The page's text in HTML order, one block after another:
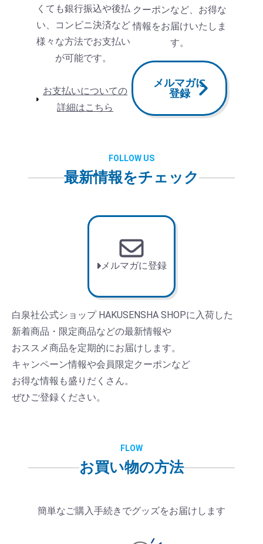
くても銀行振込や後払
い、コンビニ決済など
様々な方法でお支払い
が可能です。
お支払いについての
詳細はこちら
クーポンなど、お得な
情報をお届けいたしま
す。
メルマガに
登録
FOLLOW US
最新情報をチェック
メルマガに登録
白泉社公式ショップ HAKUSENSHA SHOPに入荷した
新着商品・限定商品などの最新情報や
おススメ商品を定期的にお届けします。
キャンペーン情報や会員限定クーポンなど
お得な情報も盛りだくさん。
ぜひご登録ください。
FLOW
お買い物の方法
簡単なご購入手続きでグッズをお届けします